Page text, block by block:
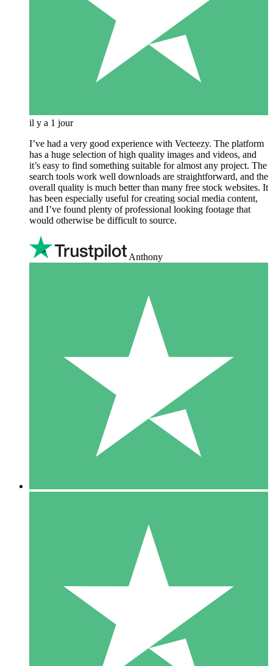
il y a 1 jour
I’ve had a very good experience with Vecteezy. The platform
has a huge selection of high quality images and videos, and
it’s easy to find something suitable for almost any project. The
search tools work well downloads are straightforward, and the
overall quality is much better than many free stock websites. It
has been especially useful for creating social media content,
and I’ve found plenty of professional looking footage that
would otherwise be difficult to source.
Anthony